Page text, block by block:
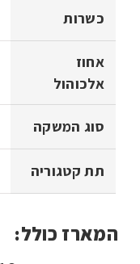
כשרות
אחוז
אלכוהול
סוג המשקה
תת קטגוריה
המארז כולל: